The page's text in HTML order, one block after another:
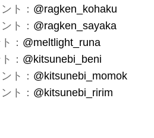
ト： @ragken_kohaku
ト： @ragken_sayaka
： @meltlight_runa
： @kitsunebi_beni
ト： @kitsunebi_momok
ト： @kitsunebi_ririm